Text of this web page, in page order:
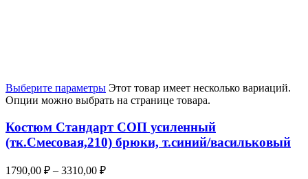
Выберите параметры Этот товар имеет несколько вариаций.
Опции можно выбрать на странице товара.
Костюм Стандарт СОП усиленный
(тк.Смесовая,210) брюки, т.синий/васильковый
1790,00 ₽ – 3310,00 ₽